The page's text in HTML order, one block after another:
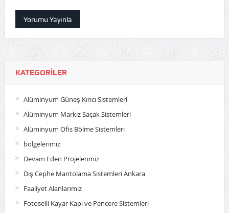
KATEGORILER
Alüminyum Güneş Kırıcı Sistemleri
Alüminyum Markiz Saçak Sistemleri
Alüminyum Ofis Bölme Sistemleri
bölgelerimiz
Devam Eden Projelerimiz
Dış Cephe Mantolama Sistemleri Ankara
Faaliyet Alanlarımız
Fotoselli Kayar Kapı ve Pencere Sistemleri